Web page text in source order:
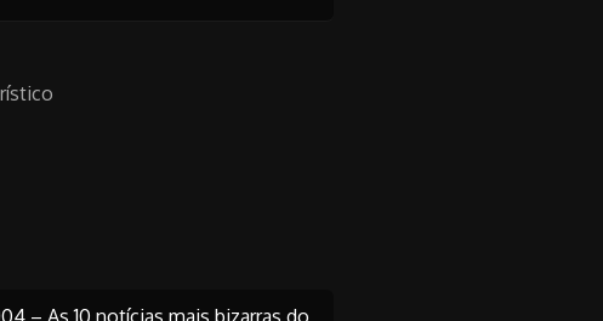
– As 10 notícias mais bizarras do